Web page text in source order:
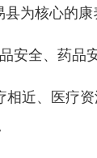
为核心的康
全、药品
、医疗资